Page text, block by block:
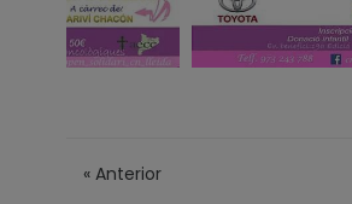
«Anterior